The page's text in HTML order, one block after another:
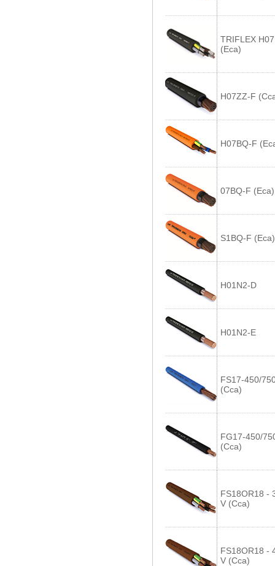
TRIFLEX
(Eca)
H07ZZ-F
H07BQ-F
07BQ-F (Eca)
S1BQ-F (Eca)
H01N2-D
H01N2-E
FS17-450/
(Cca)
FG17-450/
(Cca)
FS18OR18 -
V (Cca)
FS18OR18 -
V (Cca)